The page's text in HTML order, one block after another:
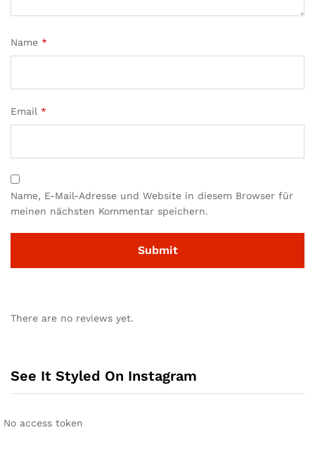
Name *
Email *
Name, E-Mail-Adresse und Website in diesem Browser für
meinen nächsten Kommentar speichern.
There are no reviews yet.
See It Styled On Instagram
No access token